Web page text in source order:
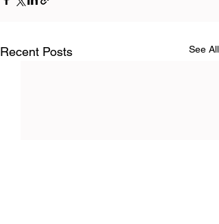
Recent Posts See All